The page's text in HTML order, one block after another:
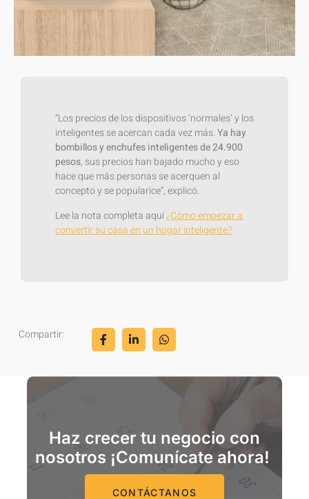
“Los precios de los dispositivos ‘normales’ y los
inteligentes se acercan cada vez más.Ya hay
bombillos y enchufes inteligentes de 24.900
pesos, sus precios han bajado mucho y eso
hace que más personas se acerquen al
concepto y se popularice”, explicó.
Lee la nota completa aquí¿Cómo empezar a
convertir su casa en un hogar inteligente?
Compartir:
Haz crecer tu negocio con
nosotros ¡Comunícate ahora!
CONTÁCTANOS